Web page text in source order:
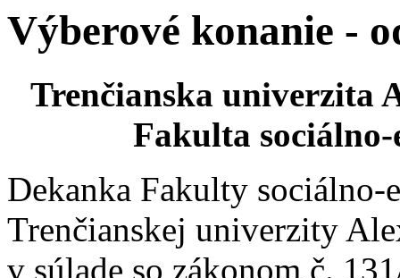
Výberové konanie -
Trenčianska univerzita
Fakulta
Dekanka Fakulty
Trenčianskej univerzity
v súlade so zákonom č.